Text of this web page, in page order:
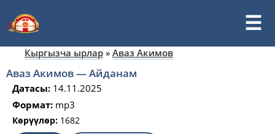
Кыргызча ырлар » Аваз Акимов
Аваз Акимов — Айданам
Датасы: 14.11.2025
Формат: mp3
Көрүүлөр: 1682